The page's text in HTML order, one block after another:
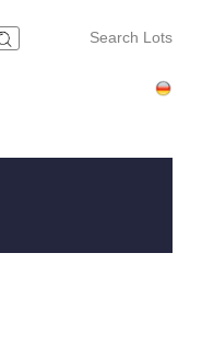
Search Lots